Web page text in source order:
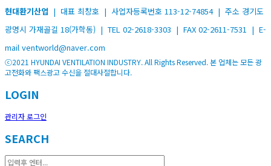
현대환기산업 | 대표 최창호 | 사업자등록번호 113-12-74854 | 주소 경기도
광명시 가재골길 18(가학동) | TEL 02-2618-3303 | FAX 02-2611-7531 | E-
mail ventworld@naver.com
ⓒ2021 HYUNDAI VENTILATION INDUSTRY. All Rights Reserved. 본 업체는 모든 광
고전화와 팩스광고 수신을 절대사절합니다.
LOGIN
관리자 로그인
SEARCH